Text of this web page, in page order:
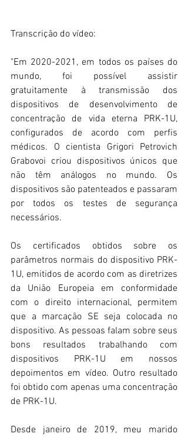
Transcrição do vídeo:
"Em 2020-2021, em todos os países do
mundo, foi possível assistir
gratuitamente à transmissão dos
dispositivos de desenvolvimento de
concentração de vida eterna PRK-1U,
configurados de acordo com perfis
médicos. O cientista Grigori Petrovich
Grabovoi criou dispositivos únicos que
não têm análogos no mundo. Os
dispositivos são patenteados e passaram
por todos os testes de segurança
necessários.
Os certificados obtidos sobre os
parâmetros normais do dispositivo PRK-
1U, emitidos de acordo com as diretrizes
da União Europeia em conformidade
com o direito internacional, permitem
que a marcação SE seja colocada no
dispositivo. As pessoas falam sobre seus
bons resultados trabalhando com
dispositivos PRK-1U em nossos
depoimentos em vídeo. Outro resultado
foi obtido com apenas uma concentração
de PRK-1U.
Desde janeiro de 2019, meu marido